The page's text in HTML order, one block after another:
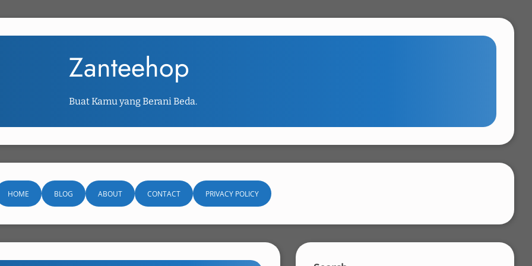
Zanteehop
Buat Kamu yang Berani Beda.
HOME BLOG ABOUT CONTACT PRIVACY POLICY